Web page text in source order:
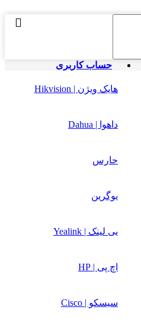
حساب کاربری
هایک ویژن | Hikvision
داهوا | Dahua
حارس
یوگرین
یی لینک | Yealink
اچ پی | HP
سیسکو | Cisco